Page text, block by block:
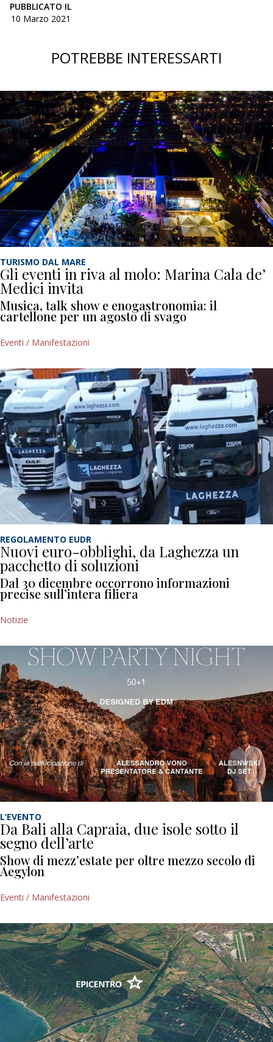
PUBBLICATO IL
10 Marzo 2021
POTREBBE INTERESSARTI
TURISMO DAL MARE
Gli eventi in riva al molo: Marina Cala de’
Medici invita
Musica, talk show e enogastronomia: il
cartellone per un agosto di svago
Eventi / Manifestazioni
REGOLAMENTO EUDR
Nuovi euro-obblighi, da Laghezza un
pacchetto di soluzioni
Dal 30 dicembre occorrono informazioni
precise sull’intera filiera
Notizie
L’EVENTO
Da Bali alla Capraia, due isole sotto il
segno dell’arte
Show di mezz’estate per oltre mezzo secolo di
Aegylon
Eventi / Manifestazioni